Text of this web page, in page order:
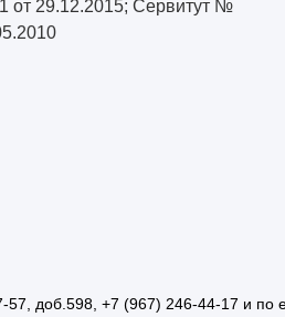
от 29.12.2015; Сервитут №
57, доб.598, +7 (967) 246-44-17 и по